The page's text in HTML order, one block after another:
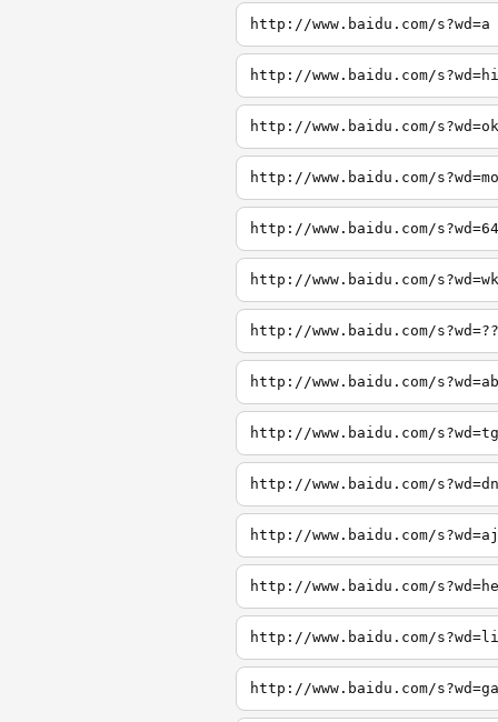
http://www.baidu.com/s?wd=a
http://www.baidu.com/s?wd=hi
http://www.baidu.com/s?wd=ok
http://www.baidu.com/s?wd=mo
http://www.baidu.com/s?wd=64
http://www.baidu.com/s?wd=wk
http://www.baidu.com/s?wd=??
http://www.baidu.com/s?wd=ab
http://www.baidu.com/s?wd=tg
http://www.baidu.com/s?wd=dn
http://www.baidu.com/s?wd=aj
http://www.baidu.com/
http://www.baidu.com/
http://www.baidu.com/